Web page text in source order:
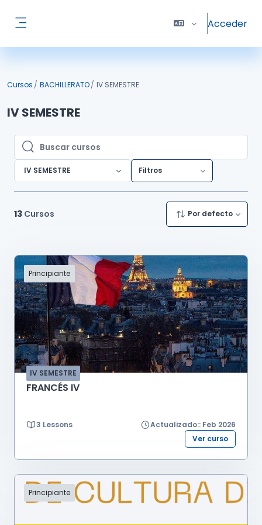
Acceder
Cursos BACHILLERATO IV SEMESTRE
IV SEMESTRE
Buscar cursos
Buscar cursos
IV SEMESTRE Filtros
13 Cursos Por defecto
Principiante
IV SEMESTRE
FRANCÉS IV
3 Lessons
Actualizado:: Feb 2026
Ver curso
Principiante